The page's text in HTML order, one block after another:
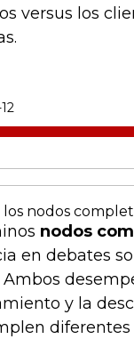
versus los
nodos
nodos
en debates
y la
diferentes